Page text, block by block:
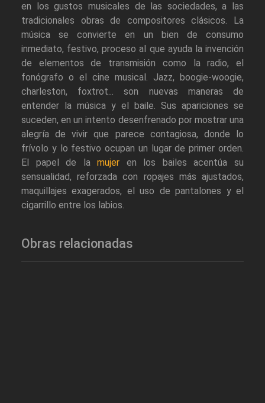
en los gustos musicales de las sociedades, a las
tradicionales obras de compositores clásicos. La
música se convierte en un bien de consumo
inmediato, festivo, proceso al que ayuda la invención
de elementos de transmisión como la radio, el
fonógrafo o el cine musical. Jazz, boogie-woogie,
charleston, foxtrot... son nuevas maneras de
entender la música y el baile. Sus apariciones se
suceden, en un intento desenfrenado por mostrar una
alegría de vivir que parece contagiosa, donde lo
frívolo y lo festivo ocupan un lugar de primer orden.
El papel de lamujer en los bailes acentúa su
sensualidad, reforzada con ropajes más ajustados,
maquillajes exagerados, el uso de pantalones y el
cigarrillo entre los labios.
Obras relacionadas